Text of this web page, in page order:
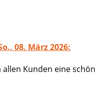
08. März 2026:
Kunden eine